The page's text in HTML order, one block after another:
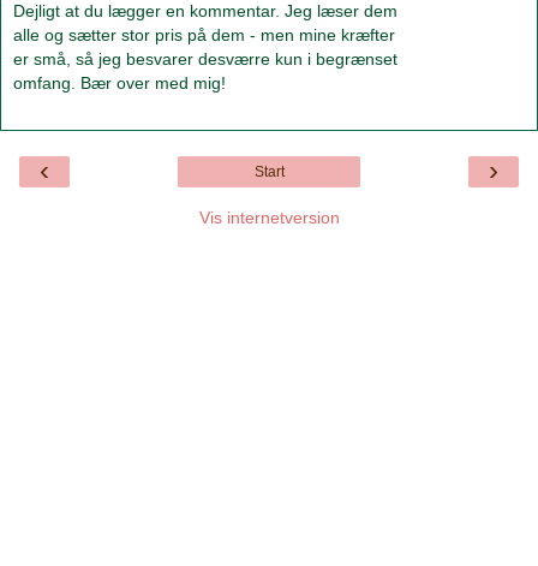
Dejligt at du lægger en kommentar. Jeg læser dem
alle og sætter stor pris på dem - men mine kræfter
er små, så jeg besvarer desværre kun i begrænset
omfang. Bær over med mig!
‹ ›
Start
Vis internetversion